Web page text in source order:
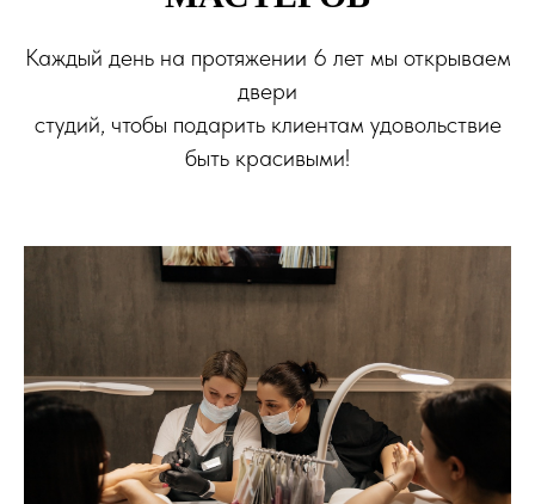
Каждый день на протяжении 6 лет мы открываем
двери
студий, чтобы подарить клиентам удовольствие
быть красивыми!